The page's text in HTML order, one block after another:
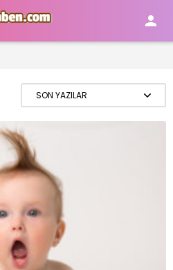
